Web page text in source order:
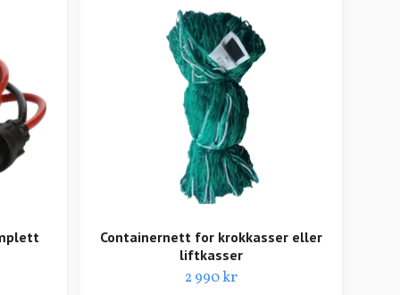
Containernett for krokkasser eller
liftkasser
2 990 kr